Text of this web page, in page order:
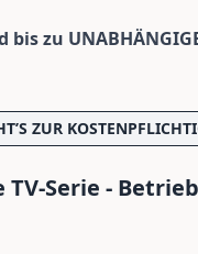
bis zu
ZUR
TV-Serie -